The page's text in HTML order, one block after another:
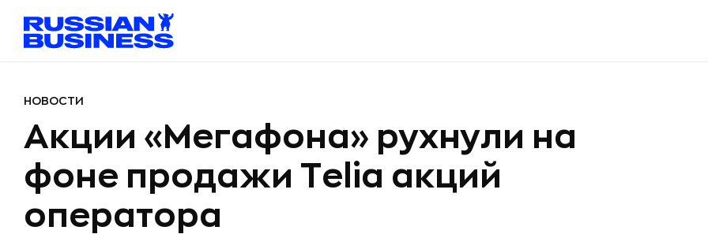
НОВОСТИ
Акции «Мегафона» рухнули на
фоне продажи Telia акций
оператора